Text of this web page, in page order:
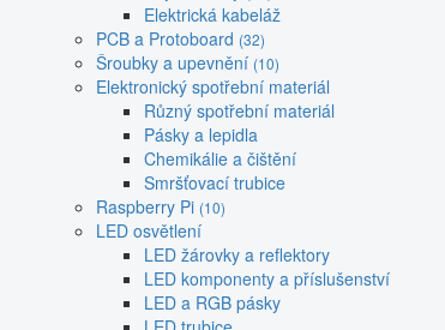
Elektrická kabeláž
PCB a Protoboard (32)
Šroubky a upevnění (10)
Elektronický spotřební materiál
Různý spotřební materiál
Pásky a lepidla
Chemikálie a čištění
Smršťovací trubice
Raspberry Pi (10)
LED osvětlení
LED žárovky a reflektory
LED komponenty a příslušenství
LED a RGB pásky